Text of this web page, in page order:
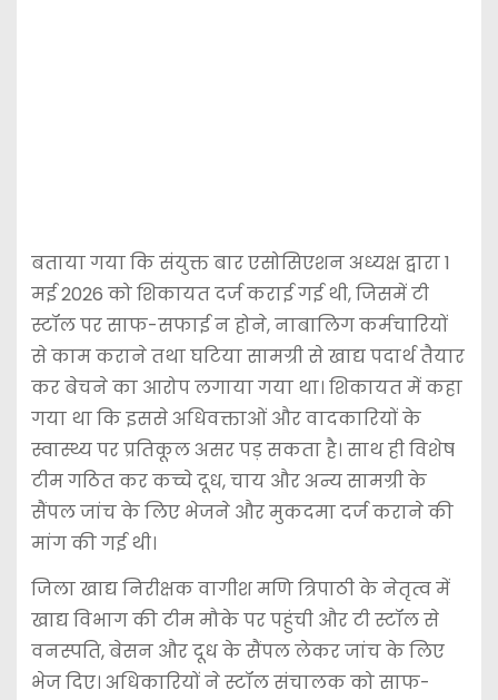
बताया गया कि संयुक्त बार एसोसिएशन अध्यक्ष द्वारा 1
मई 2026 को शिकायत दर्ज कराई गई थी, जिसमें टी
स्टॉल पर साफ-सफाई न होने, नाबालिग कर्मचारियों
से काम कराने तथा घटिया सामग्री से खाद्य पदार्थ तैयार
कर बेचने का आरोप लगाया गया था। शिकायत में कहा
गया था कि इससे अधिवक्ताओं और वादकारियों के
स्वास्थ्य पर प्रतिकूल असर पड़ सकता है। साथ ही विशेष
टीम गठित कर कच्चे दूध, चाय और अन्य सामग्री के
सैंपल जांच के लिए भेजने और मुकदमा दर्ज कराने की
मांग की गई थी।
जिला खाद्य निरीक्षक वागीश मणि त्रिपाठी के नेतृत्व में
खाद्य विभाग की टीम मौके पर पहुंची और टी स्टॉल से
वनस्पति, बेसन और दूध के सैंपल लेकर जांच के लिए
भेज दिए। अधिकारियों ने स्टॉल संचालक को साफ-